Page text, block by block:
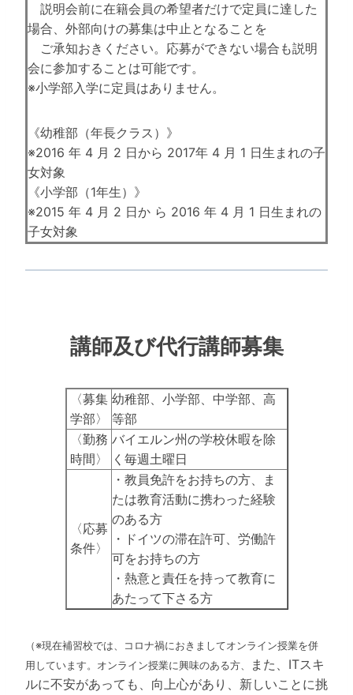
説明会前に在籍会員の希望者だけで定員に達した
場合、外部向けの募集は中止となることを
ご承知おきください。応募ができない場合も説明
会に参加することは可能です。
※小学部入学に定員はありません。
《幼稚部（年長クラス）》
※2016 年 4 月 2 日から 2017年 4 月 1 日生まれの子
女対象
《小学部（1年生）》
※2015 年 4 月 2 日か ら 2016 年 4 月 1 日生まれの
子女対象
講師及び代行講師募集
〈募集
学部〉
幼稚部、小学部、中学部、高
等部
〈勤務
時間〉
バイエルン州の学校休暇を除
く毎週土曜日
〈応募
条件〉
・教員免許をお持ちの方、ま
たは教育活動に携わった経験
のある方
・ドイツの滞在許可、労働許
可をお持ちの方
・熱意と責任を持って教育に
あたって下さる方
（※現在補習校では、コロナ禍におきましてオンライン授業を併
用しています。オンライン授業に興味のある方、
また、ITスキ
ルに不安があっても、向上心があり、新しいことに挑